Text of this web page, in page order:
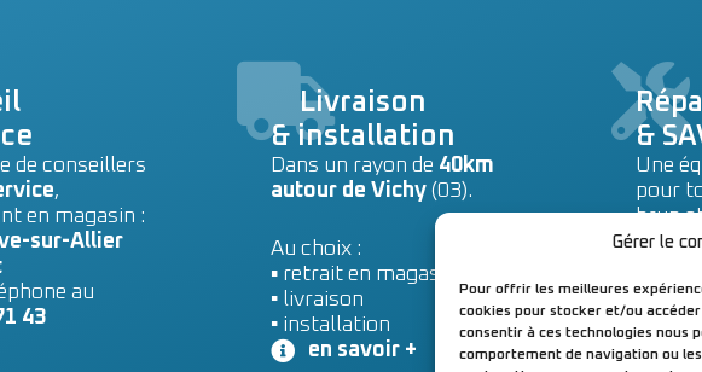
Gérer le
Pour offrir les meilleures
cookies pour stocker et/ou
consentir à ces technologies nous
comportement de navigation ou
de conseillers
,
en magasin :
sur-Allier
au
43
Livraison
& installation
Dans un rayon de 40km
autour de Vichy (03).
Au choix :
▪ retrait en magasin
▪ livraison
▪ installation
en savoir +
&
Une
pour
brun
hors
Prise
en